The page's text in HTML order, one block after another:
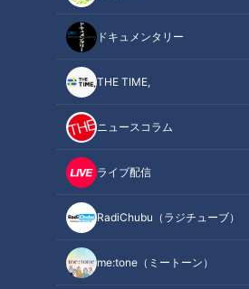
ドキュメンタリー
THE TIME,
ニュースコラム
ライブ配信
RadiChubu（ラジチューブ）
me:tone（ミートーン）
記事に戻る
この記事を見たあなたへのおす
ジャンボ海水プールよりひと足
先にオープン「スパキッズ」
東海